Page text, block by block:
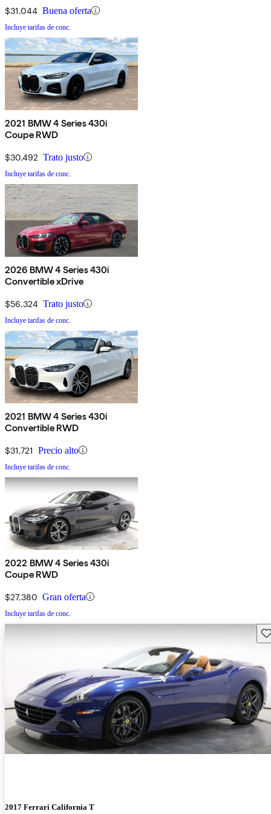
$31,044 Buena oferta
Incluye tarifas de conc.
2021 BMW 4 Series 430i
Coupe RWD
$30,492 Trato justo
Incluye tarifas de conc.
2026 BMW 4 Series 430i
Convertible xDrive
$56,324 Trato justo
Incluye tarifas de conc.
2021 BMW 4 Series 430i
Convertible RWD
$31,721 Precio alto
Incluye tarifas de conc.
2022 BMW 4 Series 430i
Coupe RWD
$27,380 Gran oferta
Incluye tarifas de conc.
2017 Ferrari California T